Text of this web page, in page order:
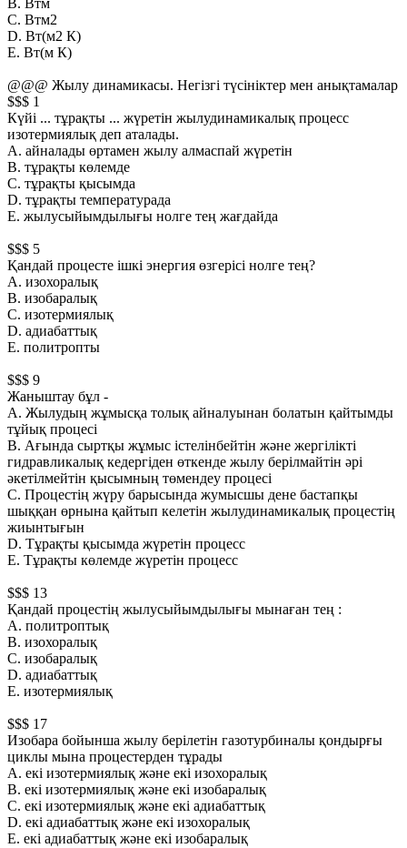
B. Втм
С. Втм2
D. Вт(м2 К)
Е. Вт(м К)
@@@ Жылу динамикасы. Негiзгi түсiнiктер мен анықтамалар
$$$ 1
Күйi ... тұрақты ... жүретiн жылудинамикалық процесс
изотермиялық деп аталады.
А. айналады өртамен жылу алмаспай жүретiн
B. тұрақты көлемде
С. тұрақты қысымда
D. тұрақты температурада
Е. жылусыйымдылығы нолге тең жағдайда
$$$ 5
Қандай процесте iшкi энергия өзгерiсi нолге тең?
А. изохоралық
B. изобаралық
С. изотермиялық
D. адиабаттық
Е. политропты
$$$ 9
Жаныштау бұл -
А. Жылудың жұмысқа толық айналуынан болатын қайтымды
тұйық процесi
B. Ағында сыртқы жұмыс iстелiнбейтiн және жергiлiктi
гидравликалық кедергiден өткенде жылу берiлмайтiн әрi
әкетiлмейтiн қысымның төмендеу процесi
С. Процестiң жүру барысында жумысшы дене бастапқы
шыққан өрнына қайтып келетiн жылудинамикалық процестiң
жиынтығын
D. Тұрақты қысымда жүретiн процесс
Е. Тұрақты көлемде жүретiн процесс
$$$ 13
Қандай процестiң жылусыйымдылығы мынаған тең :
А. политроптық
B. изохоралық
С. изобаралық
D. адиабаттық
Е. изотермиялық
$$$ 17
Изобара бойынша жылу берiлетiн газотурбиналы қондырғы
циклы мына процестерден тұрады
А. екi изотермиялық және екi изохоралық
B. екi изотермиялық және екi изобаралық
С. екi изотермиялық және екi адиабаттық
D. екi адиабаттық және екi изохоралық
Е. екi адиабаттық және екi изобаралық